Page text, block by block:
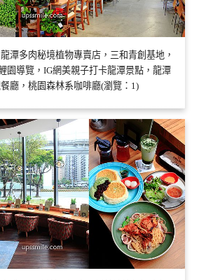
潭多肉秘境植物專賣店，三和青創基地，
園導覽，IG網美親子打卡龍潭景點，龍潭
廳，桃園森林系咖啡廳(瀏覽：1)